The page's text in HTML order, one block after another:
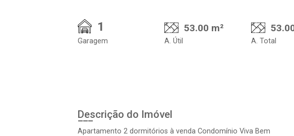
1
Garagem
53.00 m²
A. Útil A. Total
Descrição do Imóvel
Apartamento 2 dormitórios à venda Condomínio Viva Bem